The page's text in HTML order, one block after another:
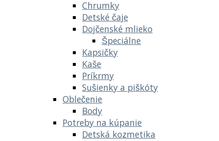
Chrumky
Detské čaje
Dojčenské mlieko
Špeciálne
Kapsičky
Kaše
Príkrmy
Sušienky a piškóty
Oblečenie
Body
Potreby na kúpanie
Detská kozmetika